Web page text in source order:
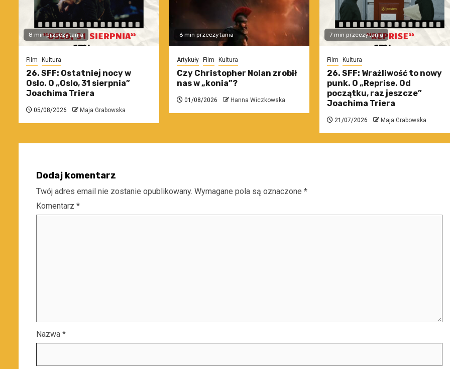
8 min przeczytania
Film Kultura
26. SFF: Ostatniej nocy w
Oslo. O „Oslo, 31 sierpnia”
Joachima Triera
05/08/2026 Maja Grabowska
6 min przeczytania
Artykuły Film Kultura
Czy Christopher Nolan zrobił
nas w „konia”?
01/08/2026 Hanna Wiczkowska
7 min przeczytania
Film Kultura
26. SFF: Wrażliwość to nowy
punk. O „Reprise. Od
początku, raz jeszcze”
Joachima Triera
21/07/2026 Maja Grabowska
Dodaj komentarz
Twój adres email nie zostanie opublikowany. Wymagane pola są oznaczone *
Komentarz *
Nazwa *